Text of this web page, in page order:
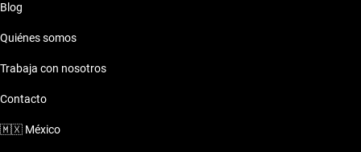
Blog
Quiénes somos
Trabaja con nosotros
Contacto
🇲🇽 México